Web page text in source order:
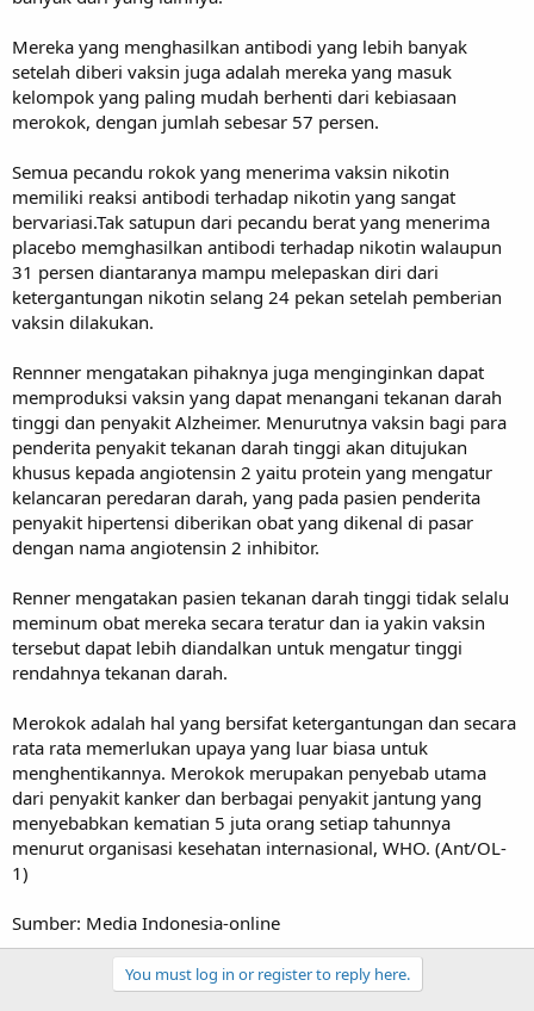
Mereka yang menghasilkan antibodi yang lebih banyak
setelah diberi vaksin juga adalah mereka yang masuk
kelompok yang paling mudah berhenti dari kebiasaan
merokok, dengan jumlah sebesar 57 persen.
Semua pecandu rokok yang menerima vaksin nikotin
memiliki reaksi antibodi terhadap nikotin yang sangat
bervariasi.Tak satupun dari pecandu berat yang menerima
placebo memghasilkan antibodi terhadap nikotin walaupun
31 persen diantaranya mampu melepaskan diri dari
ketergantungan nikotin selang 24 pekan setelah pemberian
vaksin dilakukan.
Rennner mengatakan pihaknya juga menginginkan dapat
memproduksi vaksin yang dapat menangani tekanan darah
tinggi dan penyakit Alzheimer. Menurutnya vaksin bagi para
penderita penyakit tekanan darah tinggi akan ditujukan
khusus kepada angiotensin 2 yaitu protein yang mengatur
kelancaran peredaran darah, yang pada pasien penderita
penyakit hipertensi diberikan obat yang dikenal di pasar
dengan nama angiotensin 2 inhibitor.
Renner mengatakan pasien tekanan darah tinggi tidak selalu
meminum obat mereka secara teratur dan ia yakin vaksin
tersebut dapat lebih diandalkan untuk mengatur tinggi
rendahnya tekanan darah.
Merokok adalah hal yang bersifat ketergantungan dan secara
rata rata memerlukan upaya yang luar biasa untuk
menghentikannya. Merokok merupakan penyebab utama
dari penyakit kanker dan berbagai penyakit jantung yang
menyebabkan kematian 5 juta orang setiap tahunnya
menurut organisasi kesehatan internasional, WHO. (Ant/OL-
1)
Sumber: Media Indonesia-online
You must log in or register to reply here.